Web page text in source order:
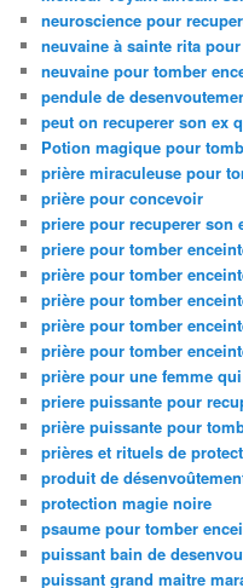
neuroscience pour
neuvaine à sainte rita
neuvaine pour tomber
pendule de
peut on recuperer son ex
Potion magique pour
prière miraculeuse pour
prière pour concevoir
priere pour recuperer son
priere pour tomber
prière pour tomber
prière pour tomber
prière pour tomber
prière pour tomber
prière pour une femme
priere puissante pour
prière puissante pour
prières et rituels de
produit de
protection magie noire
psaume pour tomber
puissant bain de
puissant grand maitre